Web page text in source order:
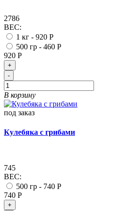
2786
ВЕС:
1 кг - 920 Р
500 гр - 460 Р
920 Р
+
-
В корзину
под заказ
Кулебяка с грибами
745
ВЕС:
500 гр - 740 Р
740 Р
+